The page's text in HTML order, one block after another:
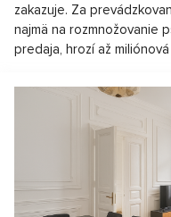
zakazuje. Za
najmä na rozmnožovanie
predaja, hrozí až